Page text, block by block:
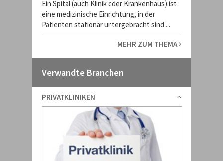
Ein Spital (auch Klinik oder Krankenhaus) ist
eine medizinische Einrichtung, in der
Patienten stationär untergebracht sind ...
MEHR ZUM THEMA
Verwandte Branchen
PRIVATKLINIKEN